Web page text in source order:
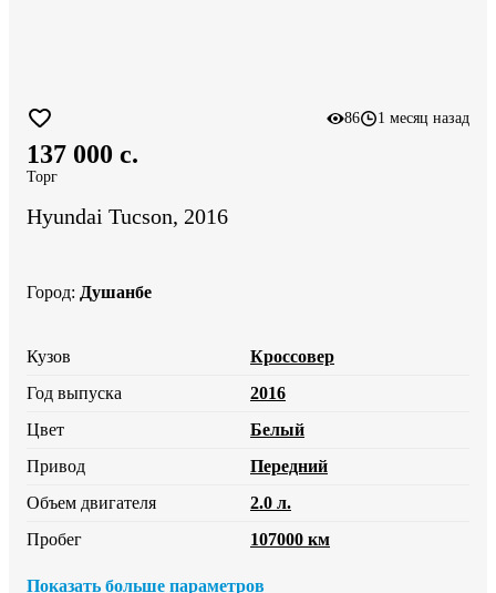
86 1 месяц назад
137 000 c.
Торг
Hyundai Tucson, 2016
Город: Душанбе
Кузов
Кроссовер
Год выпуска
2016
Цвет
Белый
Привод
Передний
Объем двигателя
2.0 л.
Пробег
107000 км
Показать больше параметров